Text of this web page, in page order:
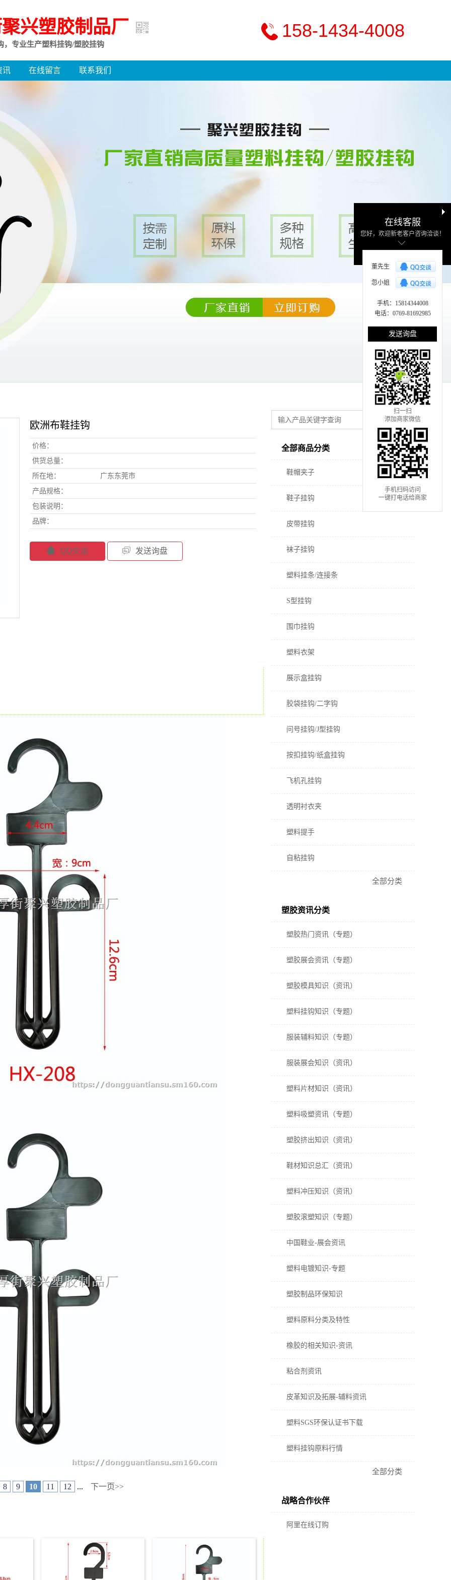
兴塑胶制品厂
，专业生产塑料挂钩/塑胶挂钩
158-1434-4008
讯 在线留言 联系我们
欧洲布鞋挂钩
价格：
供货总量：
所在地：
广东东莞市
产品规格：
包装说明：
品牌：
QQ交谈 发送询盘
8 9 10 11 12 ... 下一页>>
全部商品分类
鞋帽夹子
鞋子挂钩
皮带挂钩
袜子挂钩
塑料挂条/连接条
S型挂钩
围巾挂钩
塑料衣架
展示盒挂钩
胶袋挂钩/二字钩
问号挂钩/J型挂钩
按扣挂钩/纸盒挂钩
飞机孔挂钩
透明衬衣夹
塑料提手
自粘挂钩
全部分类
塑胶资讯分类
塑胶热门资讯（专题）
塑胶展会资讯（专题）
塑胶模具知识（资讯）
塑料挂钩知识（专题）
服装辅料知识（专题）
服装展会知识（资讯）
塑料片材知识（资讯）
塑料吸塑资讯（专题）
塑胶挤出知识（资讯）
鞋材知识总汇（资讯）
塑料冲压知识（资讯）
塑胶滚塑知识（专题）
中国鞋业-展会资讯
塑料电镀知识-专题
塑胶制品环保知识
塑料原料分类及特性
橡胶的相关知识-资讯
粘合剂资讯
皮革知识及拓展-辅料资讯
塑料SGS环保认证书下载
塑料挂钩原料行情
全部分类
战略合作伙伴
阿里在线订购
在线客服
您好，欢迎新老客户咨询洽谈！
董先生
忽小姐
手机：15814344008
电话：0769-81692985
发送询盘
扫一扫
添加商家微信
手机扫码访问
一键打电话给商家